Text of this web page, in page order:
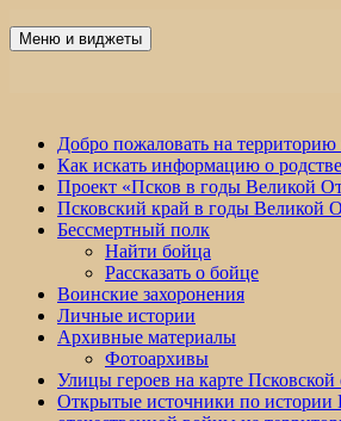
Победа 60
Меню и виджеты
Добро пожаловать на территорию
Как искать информацию о
Проект «Псков в годы Великой
Псковский край в годы Великой
Бессмертный полк
Найти бойца
Рассказать о бойце
Воинские захоронения
Личные истории
Архивные материалы
Фотоархивы
Улицы героев на карте Псковской
Открытые источники по истории